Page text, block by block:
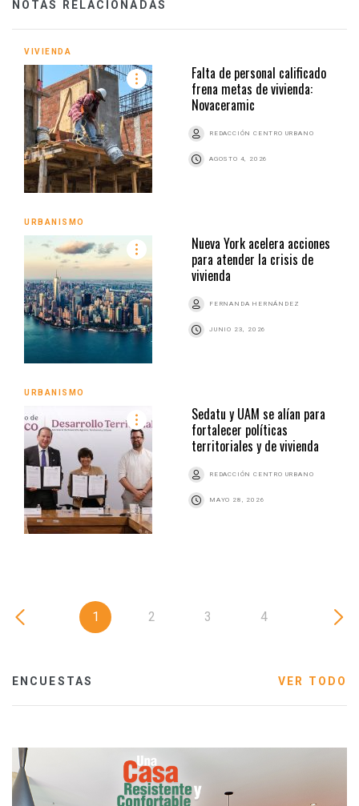
NOTAS RELACIONADAS
VIVIENDA
Falta de personal calificado
frena metas de vivienda:
Novaceramic
REDACCIÓN CENTRO URBANO
AGOSTO 4, 2026
URBANISMO
Nueva York acelera acciones
para atender la crisis de
vivienda
FERNANDA HERNÁNDEZ
JUNIO 23, 2026
URBANISMO
Sedatu y UAM se alían para
fortalecer políticas
territoriales y de vivienda
REDACCIÓN CENTRO URBANO
MAYO 28, 2026
1 2 3 4
ENCUESTAS VER TODO